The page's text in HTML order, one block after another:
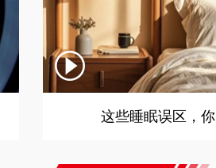
这些睡眠误区，